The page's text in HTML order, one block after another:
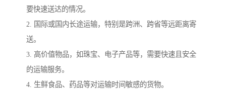
要快速送达的情况。
2. 国际或国内长途运输，特别是跨洲、跨省等远距离寄
送。
3. 高价值物品，如珠宝、电子产品等，需要快速且安全
的运输服务。
4. 生鲜食品、药品等对运输时间敏感的货物。